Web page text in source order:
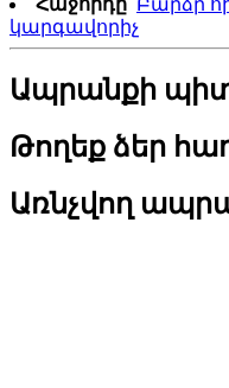
Հաջորդը՝ Բարձր
կարգավորիչ
Ապրանքի
Թողեք ձեր
Առնչվող